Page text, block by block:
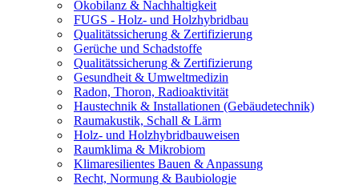
Ökobilanz & Nachhaltigkeit
FUGS - Holz- und Holzhybridbau
Qualitätssicherung & Zertifizierung
Gerüche und Schadstoffe
Qualitätssicherung & Zertifizierung
Gesundheit & Umweltmedizin
Radon, Thoron, Radioaktivität
Haustechnik & Installationen (Gebäudetechnik)
Raumakustik, Schall & Lärm
Holz- und Holzhybridbauweisen
Raumklima & Mikrobiom
Klimaresilientes Bauen & Anpassung
Recht, Normung & Baubiologie